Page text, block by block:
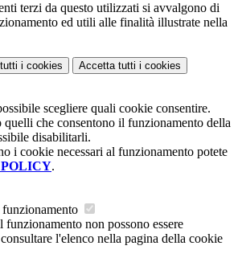
terzi da questo utilizzati si avvalgono di
ed utili alle finalità illustrate nella
i cookies Accetta tutti i cookies
scegliere quali cookie consentire.
quelli che consentono il funzionamento della
disabilitarli.
i cookie necessari al funzionamento potete
.
funzionamento non possono essere
l'elenco nella pagina della cookie